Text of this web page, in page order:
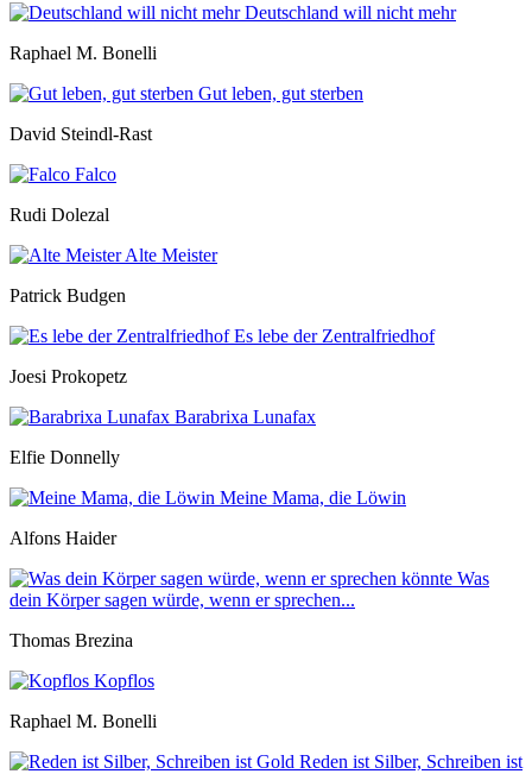
Deutschland will nicht mehr
Raphael M. Bonelli
Gut leben, gut sterben
David Steindl-Rast
Falco
Rudi Dolezal
Alte Meister
Patrick Budgen
Es lebe der Zentralfriedhof
Joesi Prokopetz
Barabrixa Lunafax
Elfie Donnelly
Meine Mama, die Löwin
Alfons Haider
Was
dein Körper sagen würde, wenn er sprechen...
Thomas Brezina
Kopflos
Raphael M. Bonelli
Reden ist Silber, Schreiben ist